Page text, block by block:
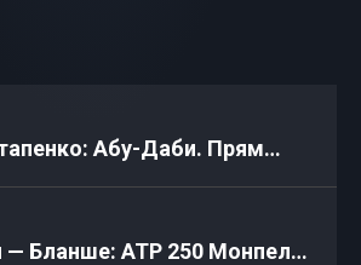
Бейлек — Остапенко: Абу-Даби. Прямая трансляция 04.02.2026
Вавассори — Бланше: ATP 250 Монпелье: Прямая трансляция онлайн 03.02.2026